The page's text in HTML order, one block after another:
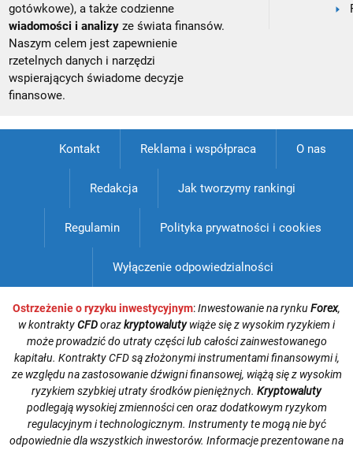
gotówkowe), a także codzienne
wiadomości i analizy ze świata finansów.
Naszym celem jest zapewnienie
rzetelnych danych i narzędzi
wspierających świadome decyzje
finansowe.
Kontakt Reklama i współpraca O nas
Redakcja Jak tworzymy rankingi
Regulamin Polityka prywatności i cookies
Wyłączenie odpowiedzialności
Ostrzeżenie o ryzyku inwestycyjnym:Inwestowanie na rynkuForex,
w kontraktyCFDorazkryptowalutywiąże się z wysokim ryzykiem i
może prowadzić do utraty części lub całości zainwestowanego
kapitału. Kontrakty CFD są złożonymi instrumentami finansowymi i,
ze względu na zastosowanie dźwigni finansowej, wiążą się z wysokim
ryzykiem szybkiej utraty środków pieniężnych. Kryptowaluty
podlegają wysokiej zmienności cen oraz dodatkowym ryzykom
regulacyjnym i technologicznym. Instrumenty te mogą nie być
odpowiednie dla wszystkich inwestorów. Informacje prezentowane na